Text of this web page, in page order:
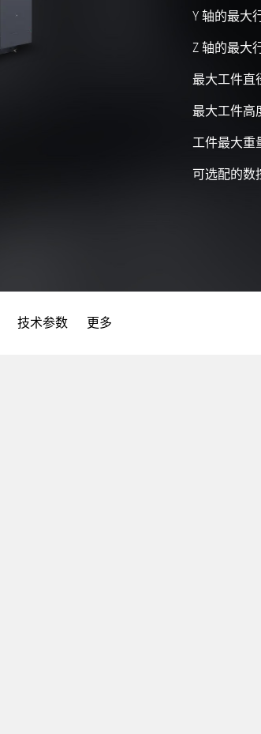
Y 轴的最大
Z 轴的最大
最大工件直
最大工件高
工件最大重
可选配的数
技术参数 更多